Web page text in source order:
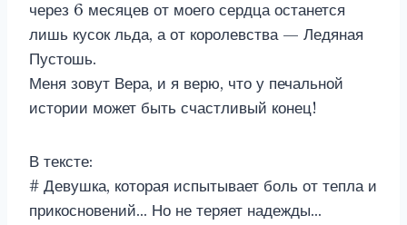
через 6 месяцев от моего сердца останется
лишь кусок льда, а от королевства — Ледяная
Пустошь.
Меня зовут Вера, и я верю, что у печальной
истории может быть счастливый конец!
В тексте:
# Девушка, которая испытывает боль от тепла и
прикосновений… Но не теряет надежды…